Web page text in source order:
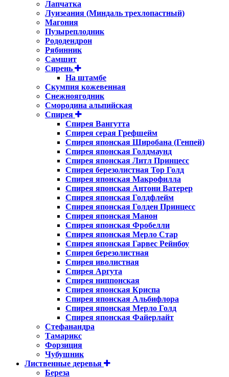
Лапчатка
Луизеания (Миндаль трехлопастный)
Магония
Пузыреплодник
Рододендрон
Рябинник
Самшит
Сирень
На штамбе
Скумпия кожевенная
Снежноягодник
Смородина альпийская
Спирея
Спирея Вангутта
Спирея серая Грефшейм
Спирея японская Широбана (Генпей)
Спирея японская Голдмаунд
Спирея японская Литл Принцесс
Спирея березолистная Тор Голд
Спирея японская Макрофилла
Спирея японская Антони Ватерер
Спирея японская Голдфлейм
Спирея японская Голден Принцесс
Спирея японская Манон
Спирея японская Фробелли
Спирея японская Мерло Стар
Спирея японская Гарвес Рейнбоу
Спирея березолистная
Спирея иволистная
Спирея Аргута
Спирея ниппонская
Спирея японская Криспа
Спирея японская Альбифлора
Спирея японская Мерло Голд
Спирея японская Файерлайт
Стефанандра
Тамарикс
Форзиция
Чубушник
Лиственные деревья
Береза